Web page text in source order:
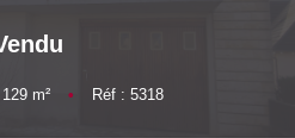
AGENCE
129m² • Réf : 5318